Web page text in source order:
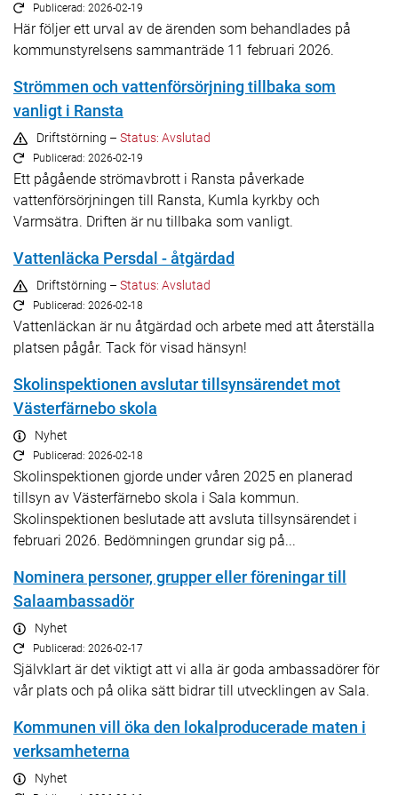
Publicerad: 2026-02-19
Här följer ett urval av de ärenden som behandlades på
kommunstyrelsens sammanträde 11 februari 2026.
Strömmen och vattenförsörjning tillbaka som
vanligt i Ransta
Driftstörning – Status: Avslutad
Publicerad: 2026-02-19
Ett pågående strömavbrott i Ransta påverkade
vattenförsörjningen till Ransta, Kumla kyrkby och
Varmsätra. Driften är nu tillbaka som vanligt.
Vattenläcka Persdal - åtgärdad
Driftstörning – Status: Avslutad
Publicerad: 2026-02-18
Vattenläckan är nu åtgärdad och arbete med att återställa
platsen pågår. Tack för visad hänsyn!
Skolinspektionen avslutar tillsynsärendet mot
Västerfärnebo skola
Nyhet
Publicerad: 2026-02-18
Skolinspektionen gjorde under våren 2025 en planerad
tillsyn av Västerfärnebo skola i Sala kommun.
Skolinspektionen beslutade att avsluta tillsynsärendet i
februari 2026. Bedömningen grundar sig på...
Nominera personer, grupper eller föreningar till
Salaambassadör
Nyhet
Publicerad: 2026-02-17
Självklart är det viktigt att vi alla är goda ambassadörer för
vår plats och på olika sätt bidrar till utvecklingen av Sala.
Kommunen vill öka den lokalproducerade maten i
verksamheterna
Nyhet